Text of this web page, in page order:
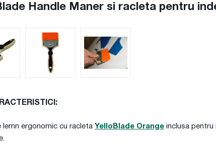
Handle Maner si racleta pentru
lemn ergonomic cu racleta YelloBlade Orange inclusa pentru